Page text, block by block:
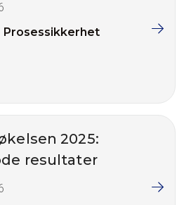
Prosessikkerhet
2025:
resultater